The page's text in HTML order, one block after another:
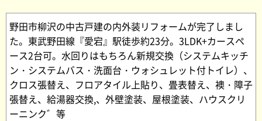
野田市柳沢の中古戸建の内外装リフォームが完了しまし
た。東武野田線『愛宕』駅徒歩約23分。3LDK+カースペ
ース2台可。水回りはもちろん新規交換（システムキッチ
ン・システムバス・洗面台・ウォシュレット付トイレ）、
クロス張替え、フロアタイル上貼り、畳表替え、襖・障子
張替え、給湯器交換,、外壁塗装、屋根塗装、ハウスクリ
ーニンク゛等